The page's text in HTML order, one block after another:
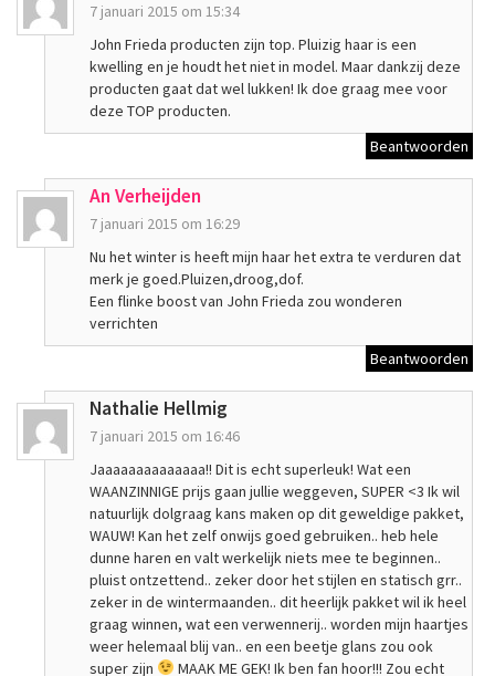
7 januari 2015 om 15:34
John Frieda producten zijn top. Pluizig haar is een
kwelling en je houdt het niet in model. Maar dankzij deze
producten gaat dat wel lukken! Ik doe graag mee voor
deze TOP producten.
Beantwoorden
An Verheijden
7 januari 2015 om 16:29
Nu het winter is heeft mijn haar het extra te verduren dat
merk je goed.Pluizen,droog,dof.
Een flinke boost van John Frieda zou wonderen
verrichten
Beantwoorden
Nathalie Hellmig
7 januari 2015 om 16:46
Jaaaaaaaaaaaaaa!! Dit is echt superleuk! Wat een
WAANZINNIGE prijs gaan jullie weggeven, SUPER <3 Ik wil
natuurlijk dolgraag kans maken op dit geweldige pakket,
WAUW! Kan het zelf onwijs goed gebruiken.. heb hele
dunne haren en valt werkelijk niets mee te beginnen..
pluist ontzettend.. zeker door het stijlen en statisch grr..
zeker in de wintermaanden.. dit heerlijk pakket wil ik heel
graag winnen, wat een verwennerij.. worden mijn haartjes
weer helemaal blij van.. en een beetje glans zou ook
super zijn
MAAK ME GEK! Ik ben fan hoor!!! Zou echt